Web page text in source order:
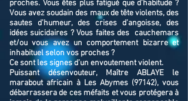
proches. Vous êtes plus fatigué que d’habitude ?
Vous avez soudain des maux de tête violents, des
sautes d’humeur, des crises d’angoisse, des
idées suicidaires ? Vous faites des cauchemars
et/ou vous avez un comportement bizarre et
inhabituel selon vos proches ?
Ce sont les signes d’un envoutement violent.
Puissant désenvouteur,
Maître ABLAYE
le
marabout africain à Les Abymes (97142), vous
débarrassera de ces méfaits et vous protégera à